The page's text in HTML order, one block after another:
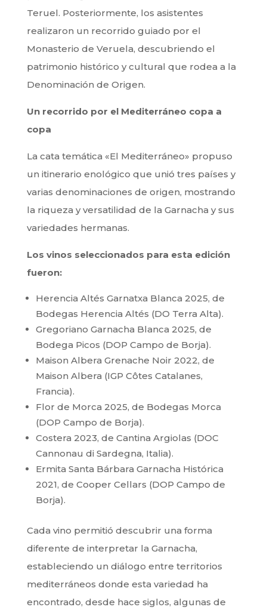
Teruel. Posteriormente, los asistentes
realizaron un recorrido guiado por el
Monasterio de Veruela, descubriendo el
patrimonio histórico y cultural que rodea a la
Denominación de Origen.
Un recorrido por el Mediterráneo copa a
copa
La cata temática «El Mediterráneo» propuso
un itinerario enológico que unió tres países y
varias denominaciones de origen, mostrando
la riqueza y versatilidad de la Garnacha y sus
variedades hermanas.
Los vinos seleccionados para esta edición
fueron:
Herencia Altés Garnatxa Blanca 2025, de
Bodegas Herencia Altés (DO Terra Alta).
Gregoriano Garnacha Blanca 2025, de
Bodega Picos (DOP Campo de Borja).
Maison Albera Grenache Noir 2022, de
Maison Albera (IGP Côtes Catalanes,
Francia).
Flor de Morca 2025, de Bodegas Morca
(DOP Campo de Borja).
Costera 2023, de Cantina Argiolas (DOC
Cannonau di Sardegna, Italia).
Ermita Santa Bárbara Garnacha Histórica
2021, de Cooper Cellars (DOP Campo de
Borja).
Cada vino permitió descubrir una forma
diferente de interpretar la Garnacha,
estableciendo un diálogo entre territorios
mediterráneos donde esta variedad ha
encontrado, desde hace siglos, algunas de